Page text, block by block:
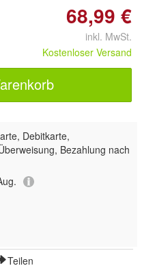
68,99 €
inkl. MwSt.
Kostenloser Versand
Debitkarte,
Bezahlung nach
Teilen